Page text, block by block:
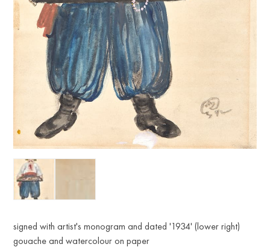
signed with artist's monogram and dated '1934' (lower right)
gouache and watercolour on paper